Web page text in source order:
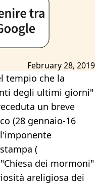
February 28, 2019
tempio che la
degli ultimi giorni"
un breve
(28 gennaio-16
(
dei mormoni"
areligiosa dei